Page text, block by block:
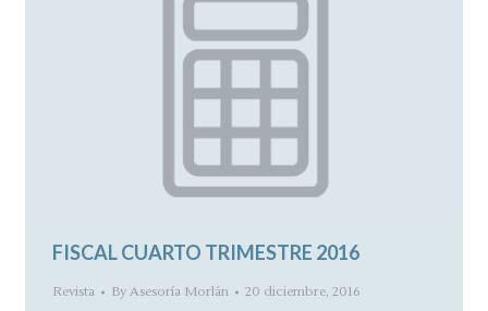
FISCAL CUARTO TRIMESTRE 2016
Revista By Asesoría Morlán 20 diciembre, 2016